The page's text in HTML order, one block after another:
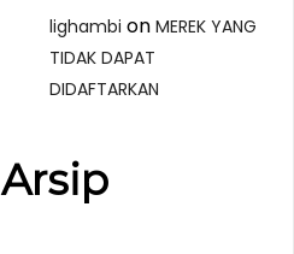
lighambi onMEREK YANG
TIDAK DAPAT
DIDAFTARKAN
Arsip